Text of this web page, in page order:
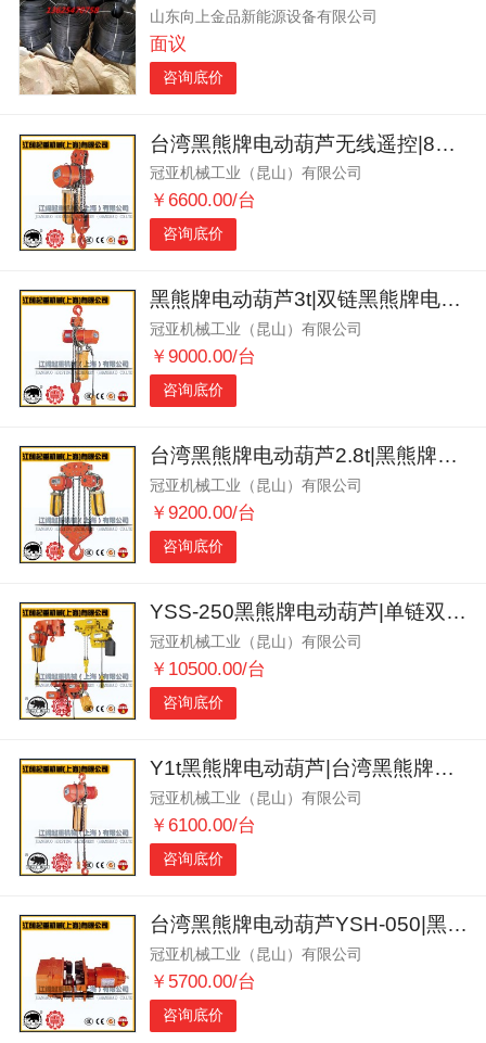
山东向上金品新能源设备有限公司
面议
咨询底价
台湾黑熊牌电动葫芦无线遥控|8米黑熊牌电动葫芦吊高|远程操作
冠亚机械工业（昆山）有限公司
￥6600.00/台
咨询底价
黑熊牌电动葫芦3t|双链黑熊牌电动葫芦|黑熊葫芦行车配套
冠亚机械工业（昆山）有限公司
￥9000.00/台
咨询底价
台湾黑熊牌电动葫芦2.8t|黑熊牌环链电动葫芦|单梁行车用
冠亚机械工业（昆山）有限公司
￥9200.00/台
咨询底价
YSS-250黑熊牌电动葫芦|单链双速黑熊牌电动葫芦|快速型
冠亚机械工业（昆山）有限公司
￥10500.00/台
咨询底价
Y1t黑熊牌电动葫芦|台湾黑熊牌电动葫芦配单梁MT100小车
冠亚机械工业（昆山）有限公司
￥6100.00/台
咨询底价
台湾黑熊牌电动葫芦YSH-050|黑熊牌电动葫芦三相380V
冠亚机械工业（昆山）有限公司
￥5700.00/台
咨询底价